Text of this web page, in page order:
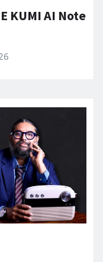
KUMI AI Note